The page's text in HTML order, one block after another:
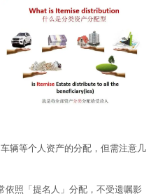
辆等个人资产的分配，但需注意几
依照「提名人」分配，不受遗嘱影